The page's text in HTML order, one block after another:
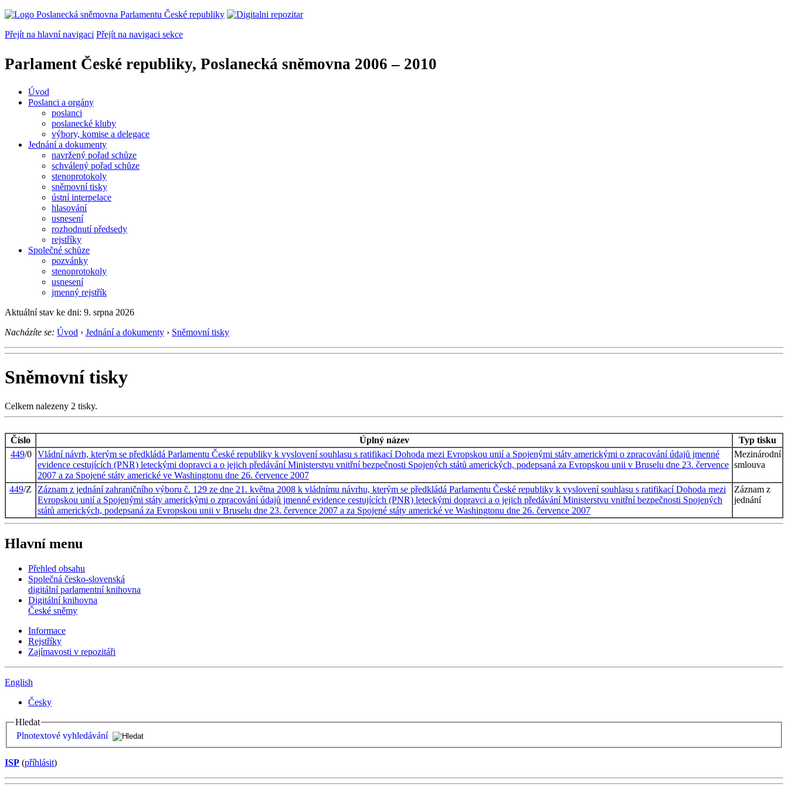
Přejít na hlavní navigaci Přejít na navigaci sekce
Parlament České republiky, Poslanecká sněmovna 2006 – 2010
Úvod
Poslanci a orgány
poslanci
poslanecké kluby
výbory, komise a delegace
Jednání a dokumenty
navržený pořad schůze
schválený pořad schůze
stenoprotokoly
sněmovní tisky
ústní interpelace
hlasování
usnesení
rozhodnutí předsedy
rejstříky
Společné schůze
pozvánky
stenoprotokoly
usnesení
jmenný rejstřík
Aktuální stav ke dni: 9. srpna 2026
Nacházíte se: Úvod › Jednání a dokumenty › Sněmovní tisky
Sněmovní tisky
Celkem nalezeny 2 tisky.
Číslo Úplný název
Typ tisku
449/0 Vládní návrh, kterým se předkládá Parlamentu České republiky k vyslovení souhlasu s ratifikací Dohoda mezi Evropskou unií a Spojenými státy americkými o zpracování údajů jmenné
evidence cestujících (PNR) leteckými dopravci a o jejich předávání Ministerstvu vnitřní bezpečnosti Spojených států amerických, podepsaná za Evropskou unii v Bruselu dne 23. července
2007 a za Spojené státy americké ve Washingtonu dne 26. července 2007
Mezinárodní
smlouva
449/Z
Záznam z jednání zahraničního výboru č. 129 ze dne 21. května 2008 k vládnímu návrhu, kterým se předkládá Parlamentu České republiky k vyslovení souhlasu s ratifikací Dohoda mezi
Evropskou unií a Spojenými státy americkými o zpracování údajů jmenné evidence cestujících (PNR) leteckými dopravci a o jejich předávání Ministerstvu vnitřní bezpečnosti Spojených
států amerických, podepsaná za Evropskou unii v Bruselu dne 23. července 2007 a za Spojené státy americké ve Washingtonu dne 26. července 2007
Záznam z
jednání
Hlavní menu
Přehled obsahu
Společná česko-slovenská
digitální parlamentní knihovna
Digitální knihovna
České sněmy
Informace
Rejstříky
Zajímavosti v repozitáři
English
Česky
Hledat
Plnotextové vyhledávání
ISP (příhlásit)